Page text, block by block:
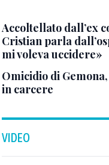
Accoltellato dall’ex
Cristian parla
mi voleva uccidere»
Omicidio di
in carcere
VIDEO